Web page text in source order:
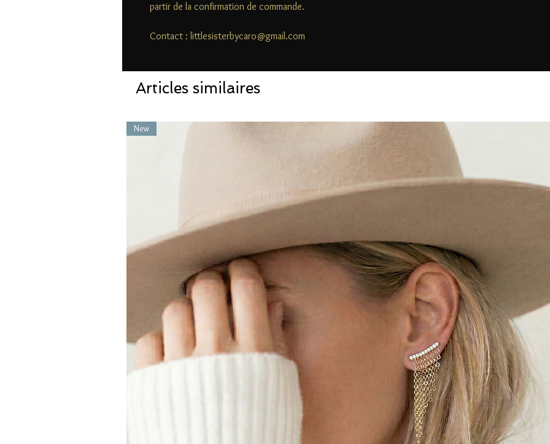
partir de la confirmation de commande.
Contact : littlesisterbycaro@gmail.com
Articles similaires
New